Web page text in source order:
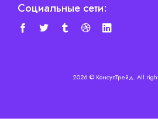
Социальные сети:
2026 © КонсулТрейд. All